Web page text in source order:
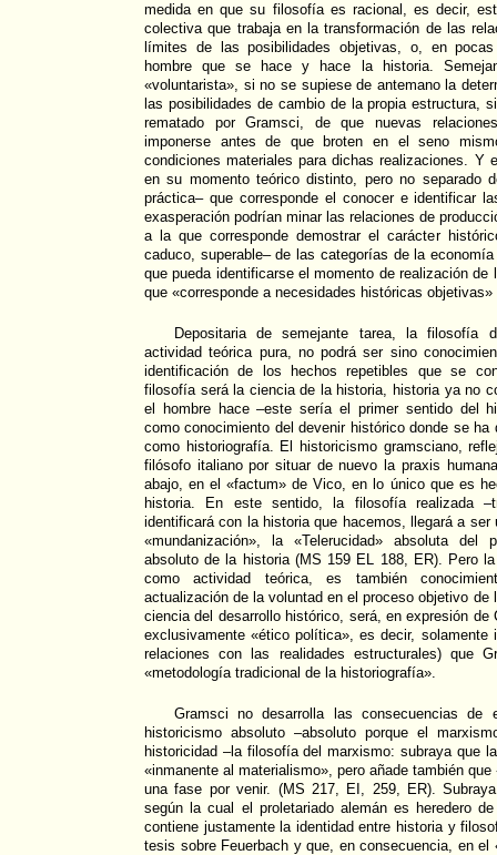
medida en que su filosofía es racional, es decir,
colectiva que trabaja en la transformación de las
límites de las posibilidades objetivas, o, en
hombre que se hace y hace la historia.
«voluntarista», si no se supiese de antemano la
las posibilidades de cambio de la propia estructura,
rematado por Gramsci, de que nuevas
imponerse antes de que broten en el seno
condiciones materiales para dichas realizaciones. Y
en su momento teórico distinto, pero no separado
práctica– que corresponde el conocer e identificar
exasperación podrían minar las relaciones de
a la que corresponde demostrar el carácter
caduco, superable– de las categorías de la
que pueda identificarse el momento de realización
que «corresponde a necesidades históricas
Depositaria de semejante tarea, la filosofía
actividad teórica pura, no podrá ser sino
identificación de los hechos repetibles que se
filosofía será la ciencia de la historia, historia ya no
el hombre hace –este sería el primer sentido del
como conocimiento del devenir histórico donde se ha
como historiografía. El historicismo gramsciano,
filósofo italiano por situar de nuevo la praxis
abajo, en el «factum» de Vico, en lo único que es
historia. En este sentido, la filosofía realizada
identificará con la historia que hacemos, llegará a
«mundanización», la «Telerucidad» absoluta del
absoluto de la historia (MS 159 EL 188, ER). Pero
como actividad teórica, es también
actualización de la voluntad en el proceso objetivo de
ciencia del desarrollo histórico, será, en expresión de
exclusivamente «ético política», es decir, solamente
relaciones con las realidades estructurales) que
«metodología tradicional de la historiografía».
Gramsci no desarrolla las consecuencias de
historicismo absoluto –absoluto porque el
historicidad –la filosofía del marxismo: subraya que
«inmanente al materialismo», pero añade también
una fase por venir. (MS 217, EI, 259, ER).
según la cual el proletariado alemán es heredero
contiene justamente la identidad entre historia y
tesis sobre Feuerbach y que, en consecuencia, en el